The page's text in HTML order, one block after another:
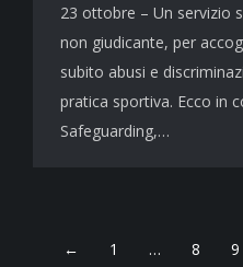
23 ottobre – Un servizio
non giudicante, per
subito abusi e
pratica sportiva. Ecco in
Safeguarding,…
← 1 … 8 9